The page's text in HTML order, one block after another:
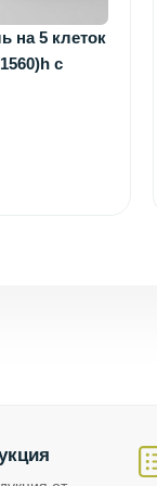
на 5 клеток
с